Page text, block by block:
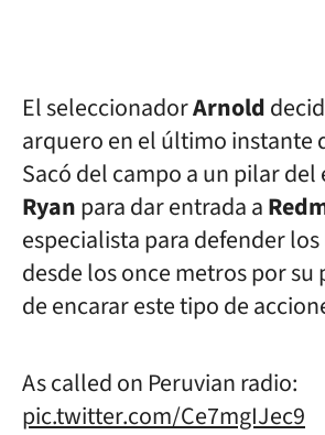
El seleccionadorArnold
arquero en el último instante
Sacó del campo a un pilar
Ryanpara dar entrada a
especialista para defender
desde los once metros por
de encarar este tipo de
As called on Peruvian radio:
pic.twitter.com/Ce7mgIJec9